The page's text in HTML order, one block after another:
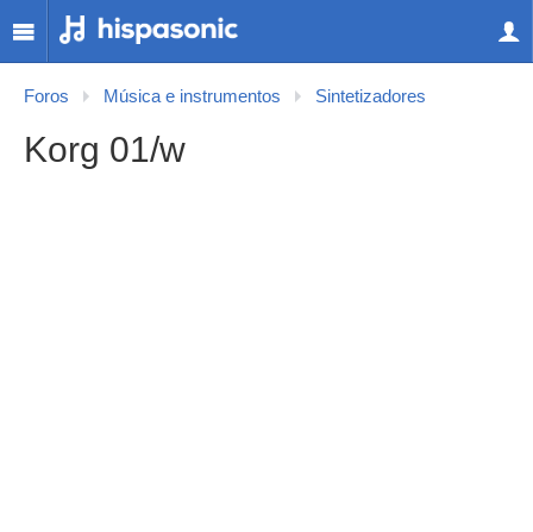
Foros Música e instrumentos Sintetizadores
Korg 01/w